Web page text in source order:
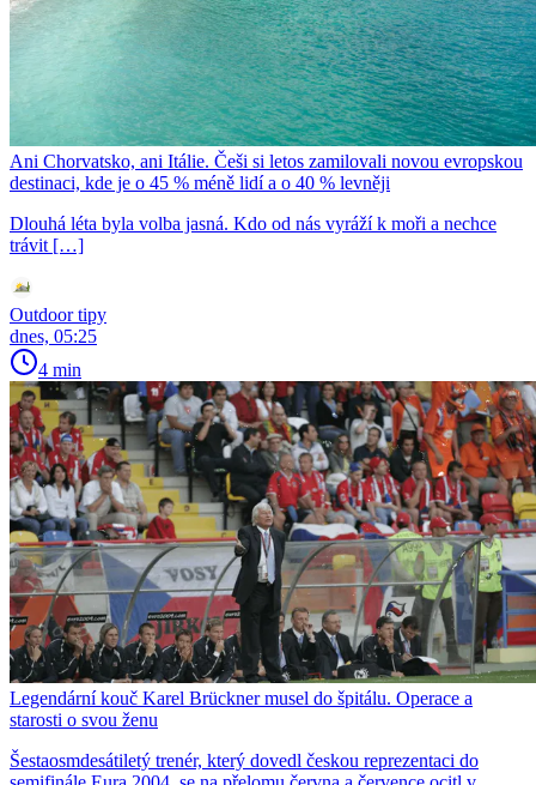
Ani Chorvatsko, ani Itálie. Češi si letos zamilovali novou evropskou
destinaci, kde je o 45 % méně lidí a o 40 % levněji
Dlouhá léta byla volba jasná. Kdo od nás vyráží k moři a nechce
trávit […]
Outdoor tipy
dnes, 05:25
4 min
Legendární kouč Karel Brückner musel do špitálu. Operace a
starosti o svou ženu
Šestaosmdesátiletý trenér, který dovedl českou reprezentaci do